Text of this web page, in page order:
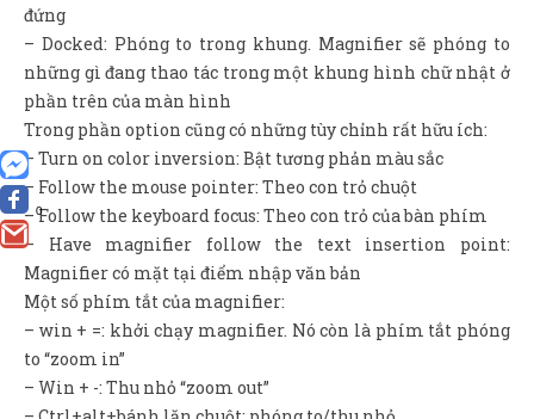
0
đứng
– Docked: Phóng to trong khung. Magnifier sẽ phóng to
những gì đang thao tác trong một khung hình chữ nhật ở
phần trên của màn hình
Trong phần option cũng có những tùy chỉnh rất hữu ích:
– Turn on color inversion: Bật tương phản màu sắc
– Follow the mouse pointer: Theo con trỏ chuột
– Follow the keyboard focus: Theo con trỏ của bàn phím
– Have magnifier follow the text insertion point:
Magnifier có mặt tại điểm nhập văn bản
Một số phím tắt của magnifier:
– win + =: khởi chạy magnifier. Nó còn là phím tắt phóng
to “zoom in”
– Win + -: Thu nhỏ “zoom out”